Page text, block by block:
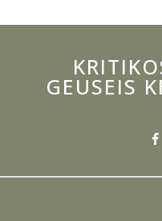
GEUSEIS